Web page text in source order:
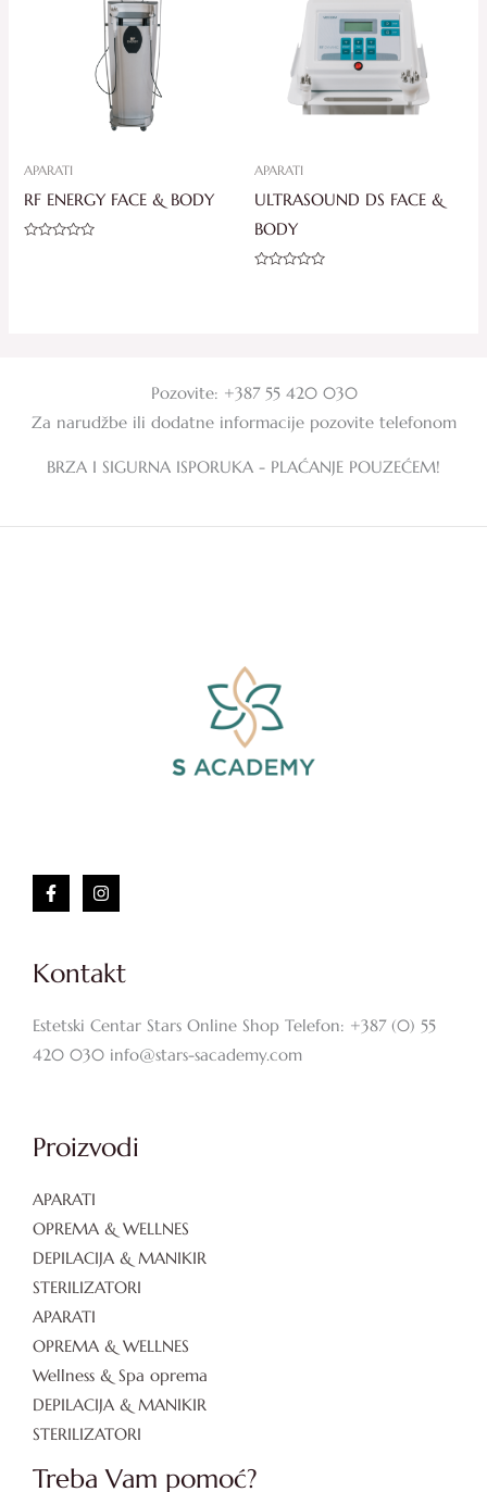
APARATI
RF ENERGY FACE & BODY
APARATI
ULTRASOUND DS FACE &
BODY
Pozovite: +387 55 420 030
Za narudžbe ili dodatne informacije pozovite telefonom
BRZA I SIGURNA ISPORUKA - PLAĆANJE POUZEĆEM!
Kontakt
Estetski Centar Stars Online Shop Telefon: +387 (0) 55
420 030 info@stars-sacademy.com
Proizvodi
APARATI
OPREMA & WELLNES
DEPILACIJA & MANIKIR
STERILIZATORI
APARATI
OPREMA & WELLNES
Wellness & Spa oprema
DEPILACIJA & MANIKIR
STERILIZATORI
Treba Vam pomoć?